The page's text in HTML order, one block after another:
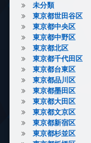
地
内
ゴ
ミ
置
き
場
防
犯
カ
メ
ラ
ゴ
ミ
置
き
場
大
型
駐
車
場
宅
配
未分類
東京都世田谷区
東京都中央区
東京都中野区
東京都北区
東京都千代田区
東京都台東区
東京都品川区
東京都墨田区
東京都大田区
東京都文京区
東京都新宿区
東京都杉並区